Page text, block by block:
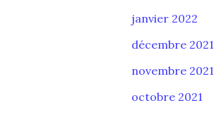
janvier 2022
décembre 2021
novembre 2021
octobre 2021